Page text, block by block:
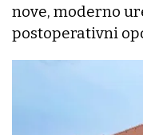
nove, moderno
postoperativni